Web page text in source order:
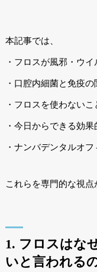
本記事では、
・フロスが風邪・ウ
・口腔内細菌と免疫の
・フロスを使わない
・今日からできる効
・ナンバデンタルオ
これらを専門的な視点
1. フロスはな
いと言われる